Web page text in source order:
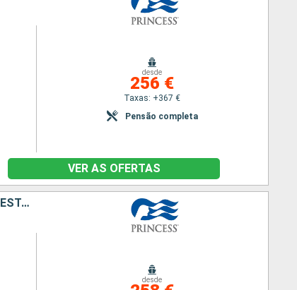
desde
256 €
Taxas: +367 €
Pensão completa
VER AS OFERTAS
BAHAMAS, PORTO RICO, REPÚBLICA DOMINICANA, ILHAS TURCAS E CAICOS, ESTADOS UNIDOS
desde